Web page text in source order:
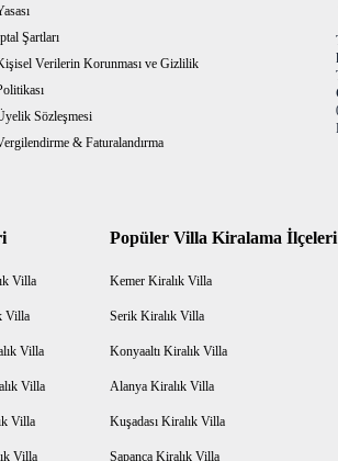
Şartları
Verilerin Korunması ve Gizlilik
Sözleşmesi
& Faturalandırma
Villa
Villa
Villa
Villa
Villa
Villa
Popüler Villa Kiralama İlçeleri
Kemer Kiralık Villa
Serik Kiralık Villa
Konyaaltı Kiralık Villa
Alanya Kiralık Villa
Kuşadası Kiralık Villa
Sapanca Kiralık Villa